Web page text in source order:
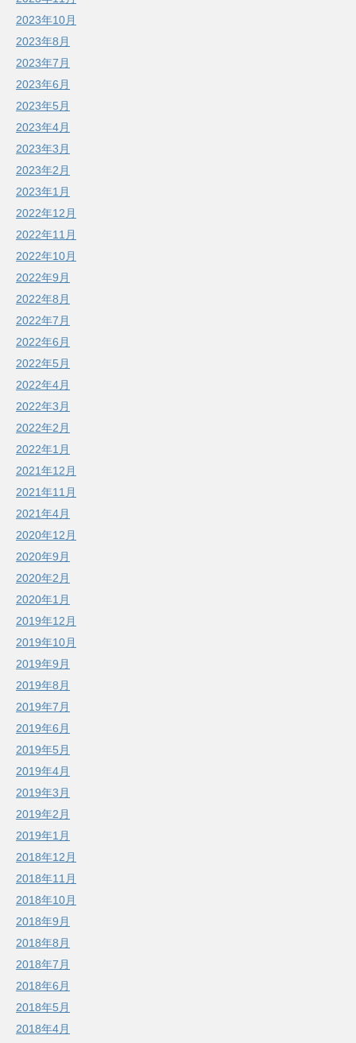
2023年10月
2023年8月
2023年7月
2023年6月
2023年5月
2023年4月
2023年3月
2023年2月
2023年1月
2022年12月
2022年11月
2022年10月
2022年9月
2022年8月
2022年7月
2022年6月
2022年5月
2022年4月
2022年3月
2022年2月
2022年1月
2021年12月
2021年11月
2021年4月
2020年12月
2020年9月
2020年2月
2020年1月
2019年12月
2019年10月
2019年9月
2019年8月
2019年7月
2019年6月
2019年5月
2019年4月
2019年3月
2019年2月
2019年1月
2018年12月
2018年11月
2018年10月
2018年9月
2018年8月
2018年7月
2018年6月
2018年5月
2018年4月